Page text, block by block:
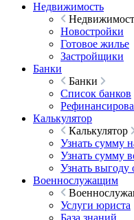
Недвижимость
Новостройки
Готовое жилье
Застройщики
Банки
Банки
Список банков
Калькулятор
Калькулятор
Узнать сумму
Узнать сумму
Узнать выгоду
Военнослужащим
Услуги юриста
База знаний